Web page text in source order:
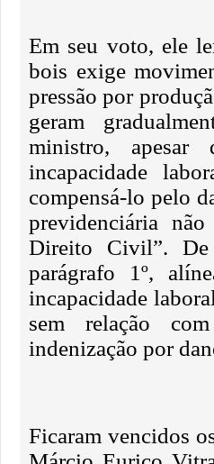
Em seu voto, ele
bois exige
pressão por
geram
ministro,
incapacidade
compensá-lo pelo
previdenciária
Direito Civil”.
parágrafo 1º,
incapacidade
sem relação
indenização por
Ficaram vencidos